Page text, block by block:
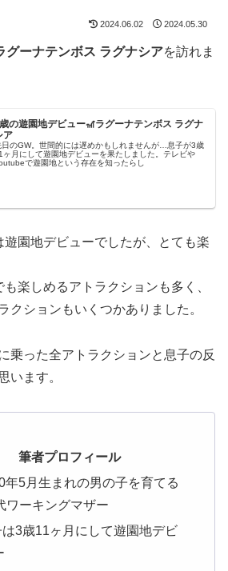
2024.06.02 2024.05.30
グーナテンボス ラグナシアを訪れま
の遊園地デビュー🎢ラグーナテンボス ラグナ
ア
日のGW。世間的には遅めかもしれませんが…息子が3歳
ヶ月にして遊園地デビューを果たしました。テレビや
で遊園地という存在を知ったらし
園地デビューでしたが、とても楽
楽しめるアトラクションも多く、
クションもいくつかありました。
乗った全アトラクションと息子の反
います。
筆者プロフィール
年5月生まれの男の子を育てる
ワーキングマザー
は3歳11ヶ月にして遊園地デビ